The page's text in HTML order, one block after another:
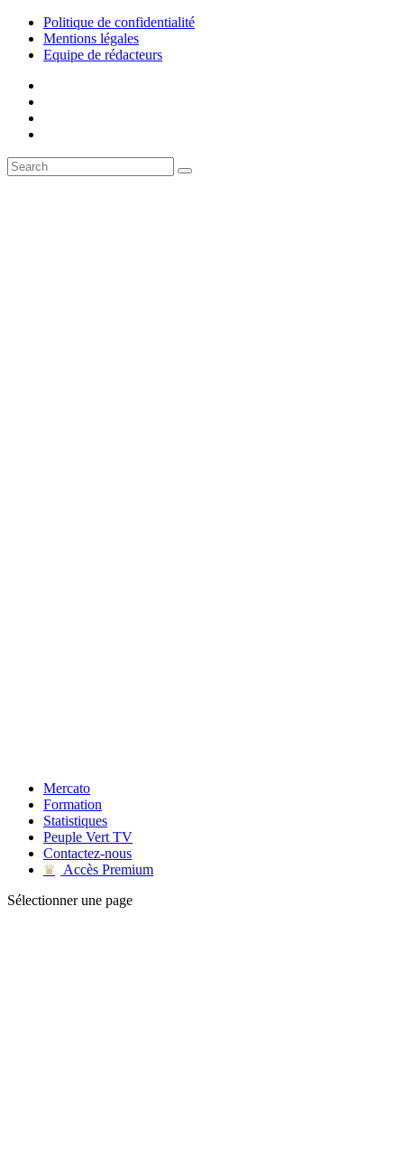
Politique de confidentialité
Mentions légales
Equipe de rédacteurs
Mercato
Formation
Statistiques
Peuple Vert TV
Contactez-nous
♛
Accès Premium
Sélectionner une page